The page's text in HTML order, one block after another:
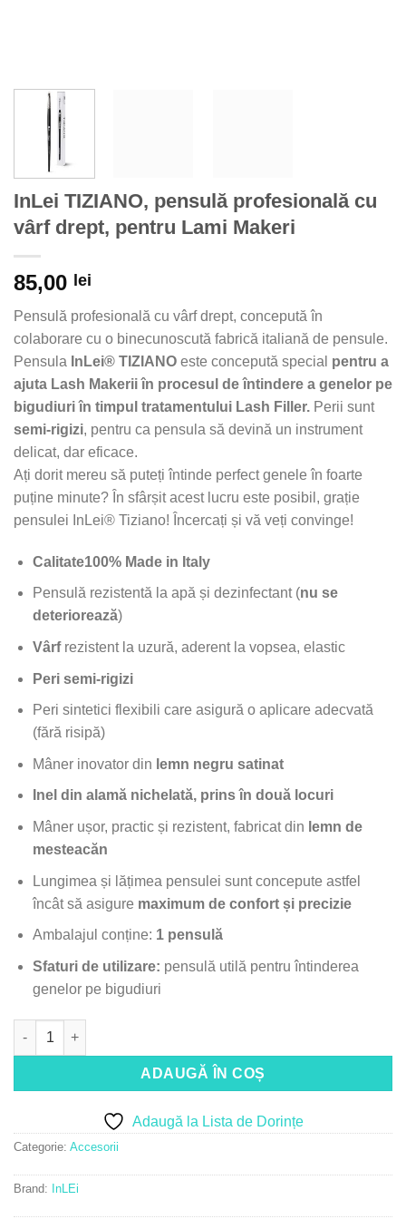
InLei TIZIANO, pensulă profesională cu
vârf drept, pentru Lami Makeri
85,00 lei
Pensulă profesională cu vârf drept, concepută în
colaborare cu o binecunoscută fabrică italiană de pensule.
Pensula InLei® TIZIANO este concepută special pentru a
ajuta Lash Makerii în procesul de întindere a genelor pe
bigudiuri în timpul tratamentului Lash Filler. Perii sunt
semi-rigizi, pentru ca pensula să devină un instrument
delicat, dar eficace.
Ați dorit mereu să puteți întinde perfect genele în foarte
puține minute? În sfârșit acest lucru este posibil, grație
pensulei InLei® Tiziano! Încercați și vă veți convinge!
Calitate100% Made in Italy
Pensulă rezistentă la apă și dezinfectant (nu se
deteriorează)
Vârfrezistent la uzură, aderent la vopsea, elastic
Peri semi-rigizi
Peri sintetici flexibili care asigură o aplicare adecvată
(fără risipă)
Mâner inovator din lemn negru satinat
Inel din alamă nichelată, prins în două locuri
Mâner ușor, practic și rezistent, fabricat din lemn de
mesteacăn
Lungimea și lățimea pensulei sunt concepute astfel
încât să asigure maximum de confort și precizie
Ambalajul conține: 1 pensulă
Sfaturi de utilizare: pensulă utilă pentru întinderea
genelor pe bigudiuri
Cantitate InLei TIZIANO, pensulă profesională cu vârf drept,
ADAUGĂ ÎN COȘ
Adaugă la Lista de Dorințe
Categorie: Accesorii
Brand: InLEi